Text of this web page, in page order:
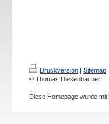
Druckversion | Sitemap
© Thomas Diesenbacher
Diese Homepage wurde mit